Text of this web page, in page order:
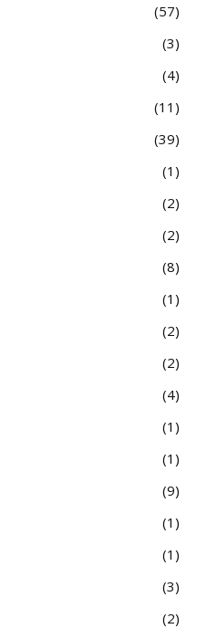
57
3
4
11
39
1
2
2
8
1
2
2
4
1
1
9
1
1
3
2